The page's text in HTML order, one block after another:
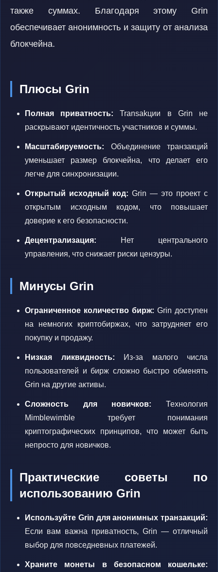
также суммах. Благодаря этому Grin
обеспечивает анонимность и защиту от анализа
блокчейна.
Плюсы Grin
Полная приватность: Transakции в Grin не
раскрывают идентичность участников и суммы.
Масштабируемость: Объединение транзакций
уменьшает размер блокчейна, что делает его
легче для синхронизации.
Открытый исходный код: Grin — это проект с
открытым исходным кодом, что повышает
доверие к его безопасности.
Децентрализация: Нет центрального
управления, что снижает риски цензуры.
Минусы Grin
Ограниченное количество бирж: Grin доступен
на немногих криптобиржах, что затрудняет его
покупку и продажу.
Низкая ликвидность: Из-за малого числа
пользователей и бирж сложно быстро обменять
Grin на другие активы.
Сложность для новичков: Технология
Mimblewimble требует понимания
криптографических принципов, что может быть
непросто для новичков.
Практические советы по
использованию Grin
Используйте Grin для анонимных транзакций:
Если вам важна приватность, Grin — отличный
выбор для повседневных платежей.
Храните монеты в безопасном кошельке: